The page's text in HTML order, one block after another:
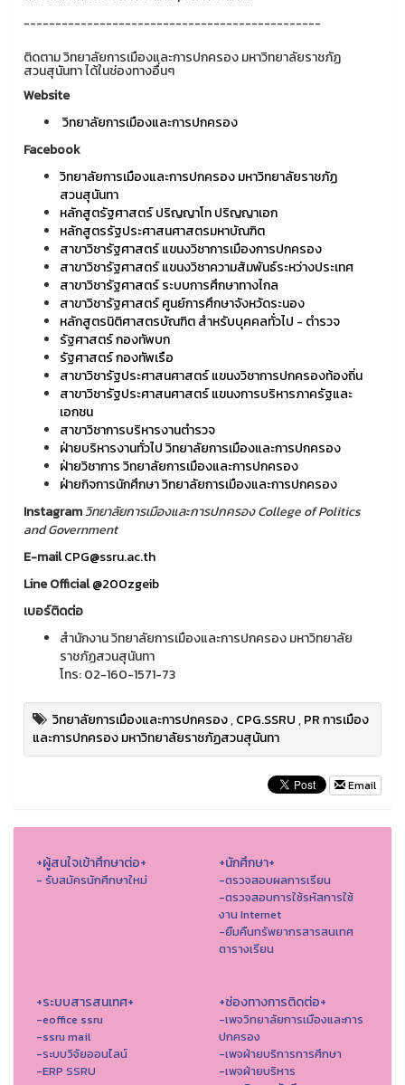
-----------------------------------------------
ติดตาม วิทยาลัยการเมืองและการปกครอง มหาวิทยาลัยราชภัฏ
สวนสุนันทา ได้ในช่องทางอื่นๆ
Website
วิทยาลัยการเมืองและการปกครอง
Facebook
วิทยาลัยการเมืองและการปกครอง มหาวิทยาลัยราชภัฏ
สวนสุนันทา
หลักสูตรัฐศาสตร์ ปริญญาโท ปริญญาเอก
หลักสูตรรัฐประศาสนศาสตรมหาบัณฑิต
สาขาวิชารัฐศาสตร์ แขนงวิชาการเมืองการปกครอง
สาขาวิชารัฐศาสตร์ แขนงวิชาความสัมพันธ์ระหว่างประเทศ
สาขาวิชารัฐศาสตร์ ระบบการศึกษาทางไกล
สาขาวิชารัฐศาสตร์ ศูนย์การศึกษาจังหวัดระนอง
หลักสูตรนิติศาสตรบัณฑิต สำหรับบุคคลทั่วไป - ตำรวจ
รัฐศาสตร์ กองทัพบก
รัฐศาสตร์ กองทัพเรือ
สาขาวิชารัฐประศาสนศาสตร์ แขนงวิชาการปกครองท้องถิ่น
สาขาวิชารัฐประศาสนศาสตร์ แขนงการบริหารภาครัฐและ
เอกชน
สาขาวิชาการบริหารงานตำรวจ
ฝ่ายบริหารงานทั่วไป วิทยาลัยการเมืองและการปกครอง
ฝ่ายวิชาการ วิทยาลัยการเมืองและการปกครอง
ฝ่ายกิจการนักศึกษา วิทยาลัยการเมืองและการปกครอง
Instagramวิทยาลัยการเมืองและการปกครอง College of Politics
and Government
E-mailCPG@ssru.ac.th
Line Official@200zgeib
เบอร์ติดต่อ
สำนักงาน วิทยาลัยการเมืองและการปกครอง มหาวิทยาลัย
ราชภัฏสวนสุนันทา
โทร: 02-160-1571-73
วิทยาลัยการเมืองและการปกครอง,CPG.SSRU,PR การเมือง
และการปกครอง มหาวิทยาลัยราชภัฏสวนสุนันทา
Email
+ผู้สนใจเข้าศึกษาต่อ+
- รับสมัครนักศึกษาใหม่
+นักศึกษา+
-ตรวจสอบผลการเรียน
-ตรวจสอบการใช้รหัสการใช้
งาน Internet
-ยืมคืนทรัพยากรสารสนเทศ
ตารางเรียน
+ระบบสารสนเทศ+
-eoffice ssru
-ssru mail
-ระบบวิจัยออนไลน์
-ERP SSRU
+ช่องทางการติดต่อ+
-เพจวิทยาลัยการเมืองและการ
ปกครอง
-เพจฝ่ายบริการการศึกษา
-เพจฝ่ายบริหาร